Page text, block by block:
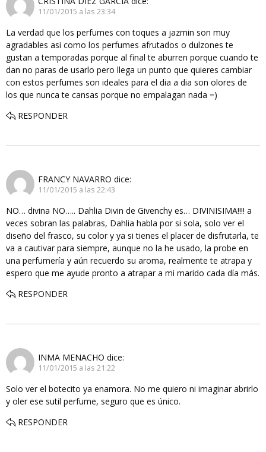
11/01/2015 a las 23:34
La verdad que los perfumes con toques a jazmin son muy
agradables asi como los perfumes afrutados o dulzones te
gustan a temporadas porque al final te aburren porque cuando te
dan no paras de usarlo pero llega un punto que quieres cambiar
con estos perfumes son ideales para el dia a dia son olores de
los que nunca te cansas porque no empalagan nada =)
RESPONDER
FRANCY NAVARRO dice:
11/01/2015 a las 22:43
NO… divina NO….. Dahlia Divin de Givenchy es… DIVINISIMA!!!! a
veces sobran las palabras, Dahlia habla por si sola, solo ver el
diseño del frasco, su color y ya si tienes el placer de disfrutarla, te
va a cautivar para siempre, aunque no la he usado, la probe en
una perfumería y aún recuerdo su aroma, realmente te atrapa y
espero que me ayude pronto a atrapar a mi marido cada día más.
RESPONDER
INMA MENACHO dice:
11/01/2015 a las 21:22
Solo ver el botecito ya enamora. No me quiero ni imaginar abrirlo
y oler ese sutil perfume, seguro que es único.
RESPONDER